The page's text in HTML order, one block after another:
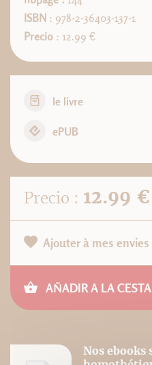
ISBN : 978-2-36403-137-1
Precio : 12.99 €
le livre
ePUB
Precio : 12.99 €
Ajouter à mes envies
AÑADIR A LA CESTA
Nos ebooks